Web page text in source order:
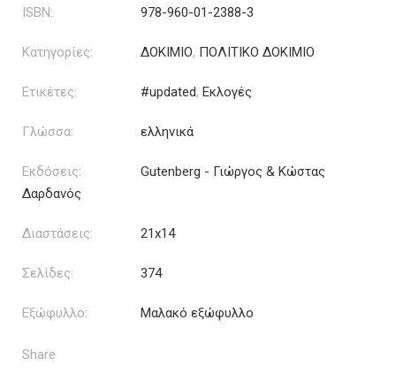
ISBN: 978-960-01-2388-3
Κατηγορίες: ΔΟΚΙΜΙΟ, ΠΟΛΙΤΙΚΟ ΔΟΚΙΜΙΟ
Ετικέτες: #updated, Εκλογές
Γλώσσα: ελληνικά
Εκδόσεις:
Gutenberg - Γιώργος & Κώστας
Δαρδανός
Διαστάσεις: 21x14
Σελίδες: 374
Εξώφυλλο: Μαλακό εξώφυλλο
Share